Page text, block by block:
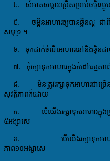
៤. សំអាតសម្ភារៈប្រើសម្រាប់ចម្អិនម្ហូ
៥. ចម្អិនអាហារឲ្យបានឆ្អិនល្អជា
សមុទ្រ ។
៦. ទុកដាក់ចំណីអាហារឆៅនិងឆ្អិនដ
៧ . កុំរក្សាទុកអាហារក្នុងកំដៅធម្ម
៨. មិនត្រូវរក្សាទុកអាហារជាច្រើន
សុវត្ថិភាពក៏ដោយ
ក. បើយើងរក្សាទុកអាហារក្នុង
៥អង្សាសេ
ខ. បើយើងរក្សាទុកអា
ភាព៦០អង្សាសេ